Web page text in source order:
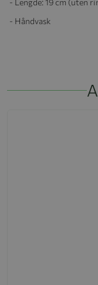
- Lengde: 19 cm (uten
- Håndvask